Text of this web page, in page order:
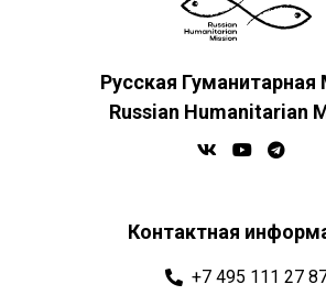
Русская Гуманитарная
Russian Humanitarian
Контактная
+7 495 111 27